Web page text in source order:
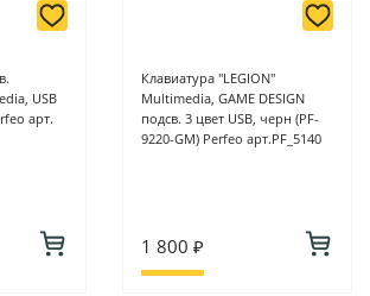
USB
арт.
Клавиатура "LEGION"
Multimedia, GAME DESIGN
подсв. 3 цвет USB, черн (PF-
9220-GM) Perfeo арт.PF_5140
1 800 ₽